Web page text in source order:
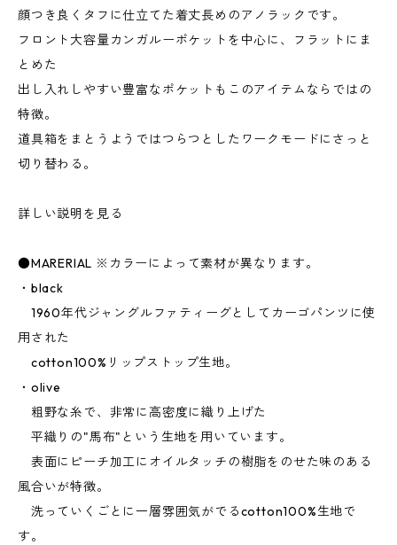
顔つき良くタフに仕立てた着丈長めのアノラックです。
フロント大容量カンガルーポケットを中心に、フラットにま
とめた
出し入れしやすい豊富なポケットもこのアイテムならではの
特徴。
道具箱をまとうようではつらつとしたワークモードにさっと
切り替わる。
詳しい説明を見る
●MARERIAL ※カラーによって素材が異なります。
・black
1960年代ジャングルファティーグとしてカーゴパンツに使
用された
cotton100%リップストップ生地。
・olive
粗野な糸で、非常に高密度に織り上げた
平織りの"馬布"という生地を用いています。
表面にピーチ加工にオイルタッチの樹脂をのせた味のある
風合いが特徴。
洗っていくごとに一層雰囲気がでるcotton100%生地で
す。